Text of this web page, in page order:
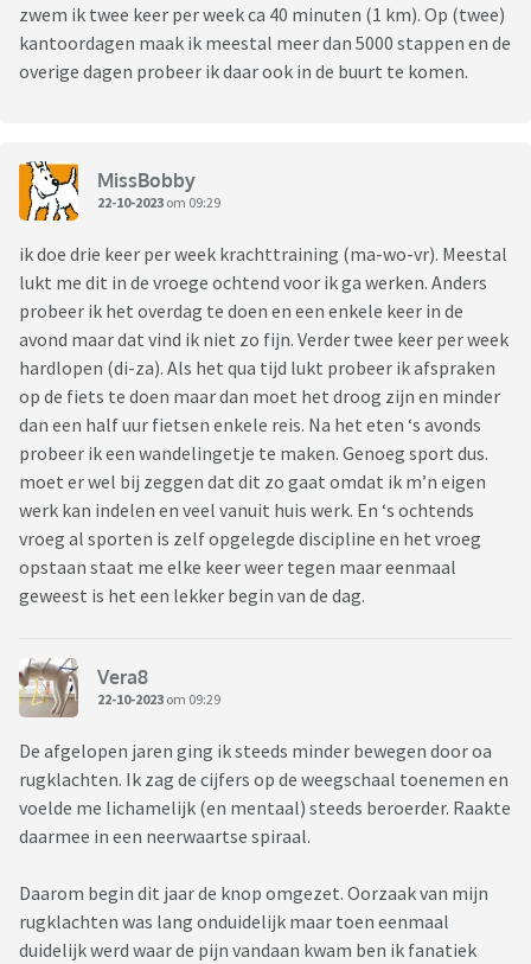
zwem ik twee keer per week ca 40 minuten (1 km). Op (twee)
kantoordagen maak ik meestal meer dan 5000 stappen en de
overige dagen probeer ik daar ook in de buurt te komen.
MissBobby
22-10-2023 om 09:29
ik doe drie keer per week krachttraining (ma-wo-vr). Meestal
lukt me dit in de vroege ochtend voor ik ga werken. Anders
probeer ik het overdag te doen en een enkele keer in de
avond maar dat vind ik niet zo fijn. Verder twee keer per week
hardlopen (di-za). Als het qua tijd lukt probeer ik afspraken
op de fiets te doen maar dan moet het droog zijn en minder
dan een half uur fietsen enkele reis. Na het eten ‘s avonds
probeer ik een wandelingetje te maken. Genoeg sport dus.
moet er wel bij zeggen dat dit zo gaat omdat ik m’n eigen
werk kan indelen en veel vanuit huis werk. En ‘s ochtends
vroeg al sporten is zelf opgelegde discipline en het vroeg
opstaan staat me elke keer weer tegen maar eenmaal
geweest is het een lekker begin van de dag.
Vera8
22-10-2023 om 09:29
De afgelopen jaren ging ik steeds minder bewegen door oa
rugklachten. Ik zag de cijfers op de weegschaal toenemen en
voelde me lichamelijk (en mentaal) steeds beroerder. Raakte
daarmee in een neerwaartse spiraal.
Daarom begin dit jaar de knop omgezet. Oorzaak van mijn
rugklachten was lang onduidelijk maar toen eenmaal
duidelijk werd waar de pijn vandaan kwam ben ik fanatiek